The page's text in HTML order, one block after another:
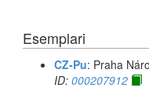
Esemplari
CZ-Pu: Praha
ID: 000207912